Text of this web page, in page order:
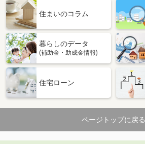
住まいのコラム
暮らしのデータ
(補助金・助成金情報)
住宅ローン
ページトップに戻る